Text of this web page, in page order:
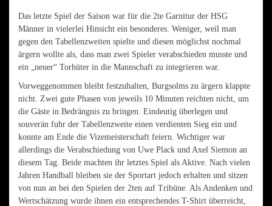
Das letzte Spiel der Saison war für die 2te Garnitur der HSG
Männer in vielerlei Hinsicht ein besonderes. Weniger, weil man
gegen den Tabellenzweiten spielte und diesen möglichst nochmal
ärgern wollte als, dass man zwei Spieler verabschieden musste und
ein „neuer“ Torhüter in die Mannschaft zu integrieren war.
Vorweggenommen bleibt festzuhalten, Burgsolms zu ärgern klappte
nicht. Zwei gute Phasen von jeweils 10 Minuten reichten nicht, um
die Gäste in Bedrängnis zu bringen. Eindeutig überlegen und
souverän fuhr der Tabellenzweite einen verdienten Sieg ein und
konnte am Ende die Vizemeisterschaft feiern. Wichtiger war
allerdings die Verabschiedung von Uwe Plack und Axel Siemon an
diesem Tag. Beide machten ihr letztes Spiel als Aktive. Nach vielen
Jahren Handball bleiben sie der Sportart jedoch erhalten und sitzen
von nun an bei den Spielen der 2ten auf Tribüne. Als Andenken und
Wertschätzung wurde ihnen ein entsprechendes T-Shirt überreicht,